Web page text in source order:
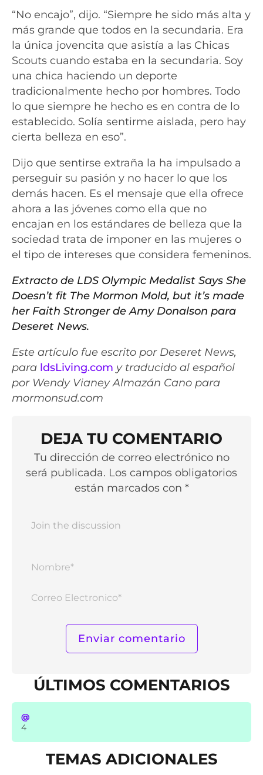
“No encajo”, dijo. “Siempre he sido más alta y
más grande que todos en la secundaria. Era
la única jovencita que asistía a las Chicas
Scouts cuando estaba en la secundaria. Soy
una chica haciendo un deporte
tradicionalmente hecho por hombres. Todo
lo que siempre he hecho es en contra de lo
establecido. Solía sentirme aislada, pero hay
cierta belleza en eso”.
Dijo que sentirse extraña la ha impulsado a
perseguir su pasión y no hacer lo que los
demás hacen. Es el mensaje que ella ofrece
ahora a las jóvenes como ella que no
encajan en los estándares de belleza que la
sociedad trata de imponer en las mujeres o
el tipo de intereses que considera femeninos.
Extracto de LDS Olympic Medalist Says She
Doesn’t fit The Mormon Mold, but it’s made
her Faith Stronger de Amy Donalson para
Deseret News.
Este artículo fue escrito por Deseret News,
para ldsLiving.com y traducido al español
por Wendy Vianey Almazán Cano para
mormonsud.com
DEJA TU COMENTARIO
Tu dirección de correo electrónico no
será publicada. Los campos obligatorios
están marcados con *
ÚLTIMOS COMENTARIOS
@
4
TEMAS ADICIONALES